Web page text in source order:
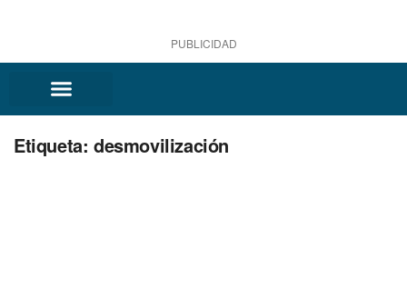
PUBLICIDAD
Etiqueta: desmovilización